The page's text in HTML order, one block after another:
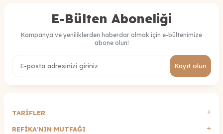
E-Bülten Aboneliği
Kampanya ve yeniliklerden haberdar olmak için e-bültenimize
abone olun!
Kayıt olun
TARİFLER
REFİKA'NIN MUTFAĞI